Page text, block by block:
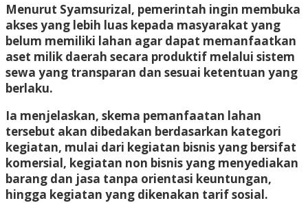
Menurut Syamsurizal, pemerintah ingin membuka
akses yang lebih luas kepada masyarakat yang
belum memiliki lahan agar dapat memanfaatkan
aset milik daerah secara produktif melalui sistem
sewa yang transparan dan sesuai ketentuan yang
berlaku.
Ia menjelaskan, skema pemanfaatan lahan
tersebut akan dibedakan berdasarkan kategori
kegiatan, mulai dari kegiatan bisnis yang bersifat
komersial, kegiatan non bisnis yang menyediakan
barang dan jasa tanpa orientasi keuntungan,
hingga kegiatan yang dikenakan tarif sosial.